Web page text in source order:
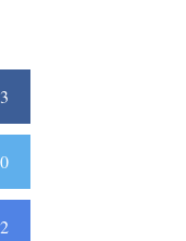
3
0
2